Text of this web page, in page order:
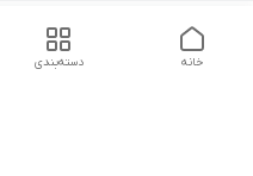
دسته‌بندی خانه